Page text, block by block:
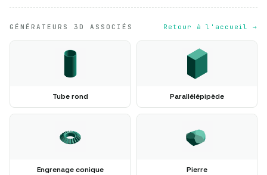
GÉNÉRATEURS 3D ASSOCIÉS Retour à l'accueil →
Tube rond Parallélépipède
Engrenage conique Pierre